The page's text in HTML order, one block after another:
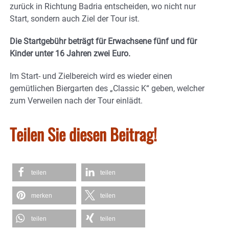
zurück in Richtung Badria entscheiden, wo nicht nur
Start, sondern auch Ziel der Tour ist.
Die Startgebühr beträgt für Erwachsene fünf und für
Kinder unter 16 Jahren zwei Euro.
Im Start- und Zielbereich wird es wieder einen
gemütlichen Biergarten des „Classic K“ geben, welcher
zum Verweilen nach der Tour einlädt.
Teilen Sie diesen Beitrag!
teilen teilen
merken teilen
teilen teilen